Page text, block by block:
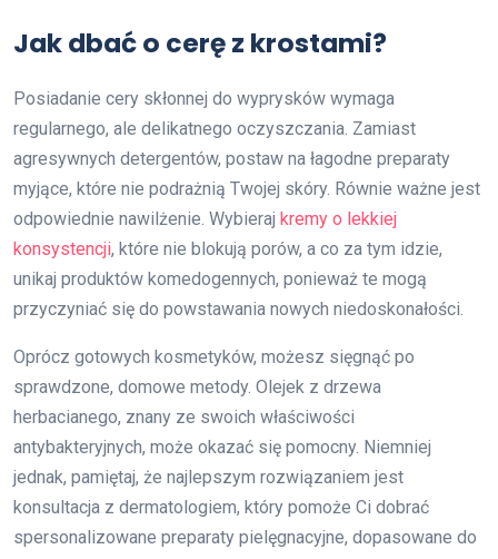
Jak dbać o cerę z krostami?
Posiadanie cery skłonnej do wyprysków wymaga
regularnego, ale delikatnego oczyszczania. Zamiast
agresywnych detergentów, postaw na łagodne preparaty
myjące, które nie podrażnią Twojej skóry. Równie ważne jest
odpowiednie nawilżenie. Wybieraj kremy o lekkiej
konsystencji, które nie blokują porów, a co za tym idzie,
unikaj produktów komedogennych, ponieważ te mogą
przyczyniać się do powstawania nowych niedoskonałości.
Oprócz gotowych kosmetyków, możesz sięgnąć po
sprawdzone, domowe metody. Olejek z drzewa
herbacianego, znany ze swoich właściwości
antybakteryjnych, może okazać się pomocny. Niemniej
jednak, pamiętaj, że najlepszym rozwiązaniem jest
konsultacja z dermatologiem, który pomoże Ci dobrać
spersonalizowane preparaty pielęgnacyjne, dopasowane do